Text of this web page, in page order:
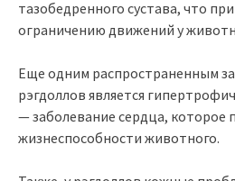
тазобедренного сустава, что
ограничению движений у
Еще одним распространенным
рэгдоллов является
— заболевание сердца, которое
жизнеспособности животного.